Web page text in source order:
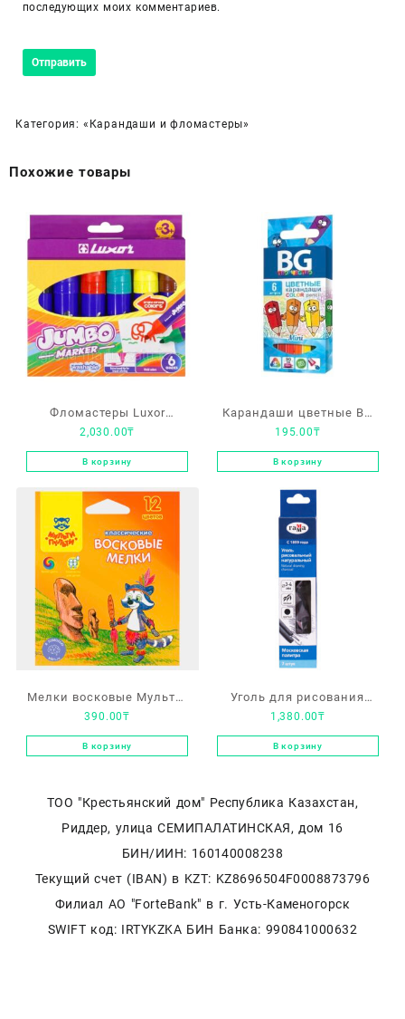
последующих моих комментариев.
Категория: «Карандаши и фломастеры»
Похожие товары
Фломастеры Luxor
“Jumbo”, 06цв.,
утолщенные, смываемые
2,030.00₸
В корзину
Карандаши цветные BG
Mini, 6 цветов
195.00₸
В корзину
Мелки восковые Мульти-
Пульти “Енот на острове
Пасхи” 18 шт
390.00₸
В корзину
Уголь для рисования
Гамма Московская
палитра, натуральный,
1,380.00₸
В корзину
ТОО "Крестьянский дом" Республика Казахстан,
Риддер, улица СЕМИПАЛАТИНСКАЯ, дом 16
БИН/ИИН: 160140008238
Текущий счет (IBAN) в KZT: KZ8696504F0008873796
Филиал АО "ForteBank" в г. Усть-Каменогорск
SWIFT код: IRTYKZKA БИН Банка: 990841000632